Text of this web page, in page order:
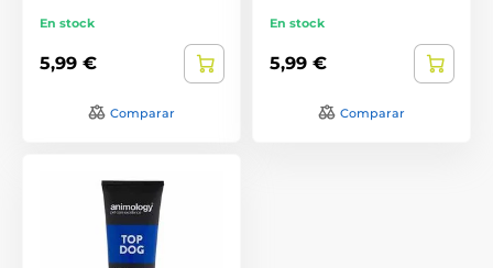
En stock
5,99 €
Comparar
En stock
5,99 €
Comparar